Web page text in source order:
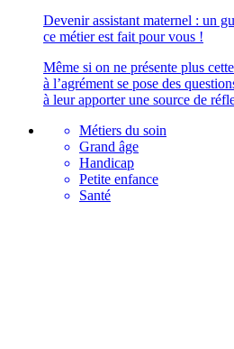
Devenir assistant maternel : un
ce métier est fait pour vous !
Même si on ne présente plus
à l’agrément se pose des
à leur apporter une source de
Métiers du soin
Grand âge
Handicap
Petite enfance
Santé